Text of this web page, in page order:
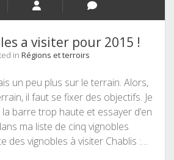
a visiter pour 2015 !
in Régions et terroirs
un peu plus sur le terrain. Alors,
il faut se fixer des objectifs. Je
barre trop haute et essayer d’en
ma liste de cinq vignobles
des vignobles à visiter Chablis :…